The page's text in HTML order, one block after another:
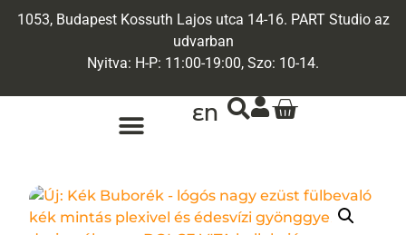
1053, Budapest Kossuth Lajos utca 14-16. PART Studio az
udvarban
Nyitva: H-P: 11:00-19:00, Szo: 10-14.
EN